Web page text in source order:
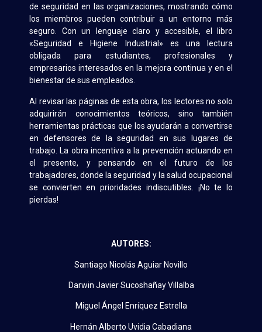
de seguridad en las organizaciones, mostrando cómo
los miembros pueden contribuir a un entorno más
seguro. Con un lenguaje claro y accesible, el libro
«Seguridad e Higiene Industrial» es una lectura
obligada para estudiantes, profesionales y
empresarios interesados en la mejora continua y en el
bienestar de sus empleados.
Al revisar las páginas de esta obra, los lectores no solo
adquirirán conocimientos teóricos, sino también
herramientas prácticas que los ayudarán a convertirse
en defensores de la seguridad en sus lugares de
trabajo. La obra incentiva a la prevención actuando en
el presente, y pensando en el futuro de los
trabajadores, donde la seguridad y la salud ocupacional
se convierten en prioridades indiscutibles. ¡No te lo
pierdas!
AUTORES:
Santiago Nicolás Aguiar Novillo
Darwin Javier Sucoshañay Villalba
Miguel Ángel Enríquez Estrella
Hernán Alberto Uvidia Cabadiana